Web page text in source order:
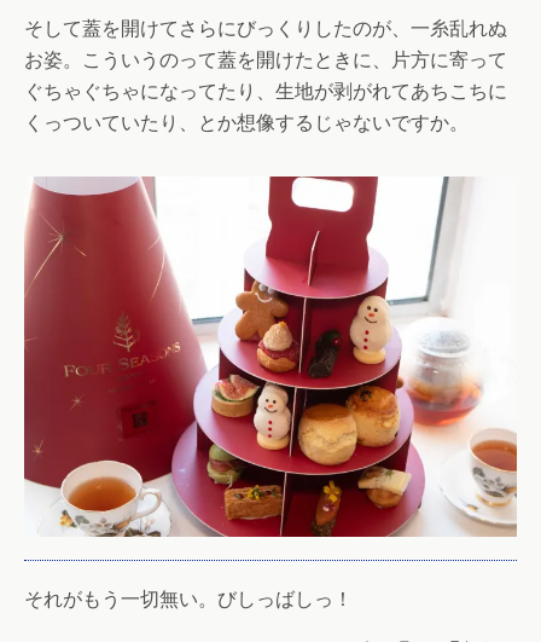
そして蓋を開けてさらにびっくりしたのが、一糸乱れぬ
お姿。こういうのって蓋を開けたときに、片方に寄って
ぐちゃぐちゃになってたり、生地が剥がれてあちこちに
くっついていたり、とか想像するじゃないですか。
それがもう一切無い。びしっばしっ！